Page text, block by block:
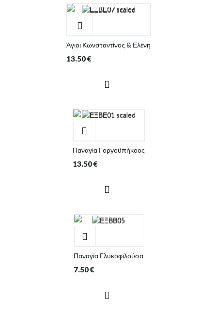
Άγιοι Κωνσταντίνος & Ελένη
13.50€
Παναγία Γοργοϋπήκοος
13.50€
Παναγία Γλυκοφιλούσα
7.50€